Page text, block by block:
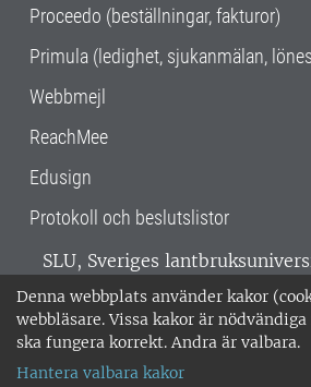
Denna webbplats använder kakor
webbläsare. Vissa kakor är
ska fungera korrekt. Andra är valbara.
Hantera valbara kakor
Proceedo (beställningar, fakturor)
Primula (ledighet, sjukanmälan,
Webbmejl
ReachMee
Edusign
Protokoll och beslutslistor
SLU, Sveriges
verksamhet över hela Sverige.
Alnarp, Uppsala och Umeå.
miljöcertifierat enligt ISO
018-67 10 00 • Org nr: 202100-